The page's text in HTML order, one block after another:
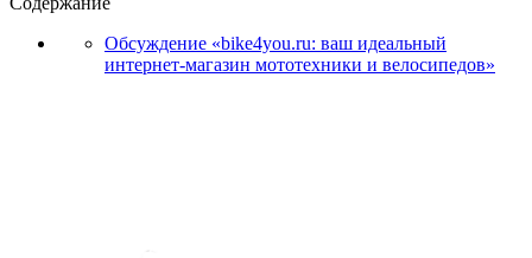
Обсуждение «bike4you.ru: ваш идеальный
интернет-магазин мототехники и велосипедов»